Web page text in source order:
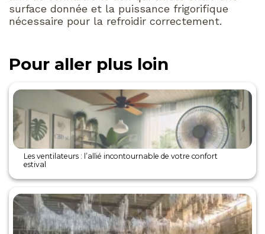
surface donnée et la puissance frigorifique
nécessaire pour la refroidir correctement.
Pour aller plus loin
Les ventilateurs : l’allié incontournable de votre confort
estival